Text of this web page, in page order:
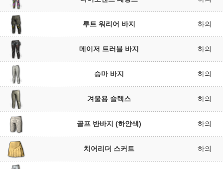
루트 워리어 바지 하의
메이저 트러블 바지 하의
승마 바지 하의
겨울용 슬랙스 하의
골프 반바지 (하얀색) 하의
치어리더 스커트 하의